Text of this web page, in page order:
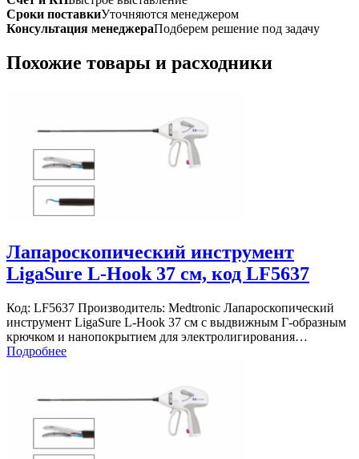
Сроки поставкиУточняются менеджером
Консультация менеджераПодберем решение под задачу
Похожие товары и расходники
Лапароскопический инструмент
LigaSure L-Hook 37 см, код LF5637
Код: LF5637 Производитель: Medtronic Лапароскопический
инструмент LigaSure L-Hook 37 см с выдвижным Г-образным
крючком и нанопокрытием для электролигирования…
Подробнее